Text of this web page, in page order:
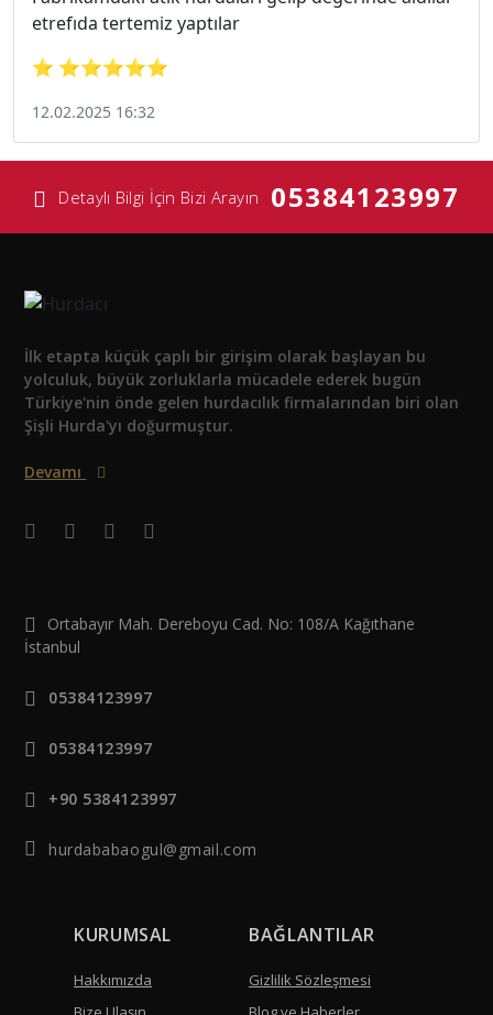
etrefıda tertemiz yaptılar
⭐ ⭐⭐⭐⭐⭐
12.02.2025 16:32
Detaylı Bilgi İçin Bizi Arayın 05384123997
İlk etapta küçük çaplı bir girişim olarak başlayan bu
yolculuk, büyük zorluklarla mücadele ederek bugün
Türkiye'nin önde gelen hurdacılık firmalarından biri olan
Şişli Hurda'yı doğurmuştur.
Devamı
Ortabayır Mah. Dereboyu Cad. No: 108/A Kağıthane
İstanbul
05384123997
05384123997
+90 5384123997
hurdababaogul@gmail.com
KURUMSAL
Hakkımızda
BAĞLANTILAR
Gizlilik Sözleşmesi